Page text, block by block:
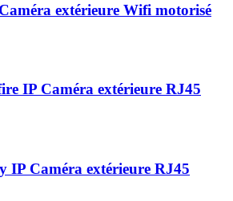
extérieure Wifi motorisé
IP Caméra extérieure RJ45
IP Caméra extérieure RJ45